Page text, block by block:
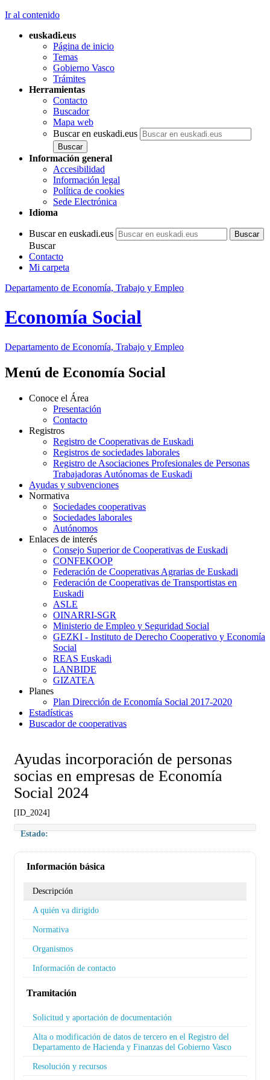
Ir al contenido
euskadi.eus
Página de inicio
Temas
Gobierno Vasco
Trámites
Herramientas
Contacto
Buscador
Mapa web
Buscar en euskadi.eus
Información general
Accesibilidad
Información legal
Política de cookies
Sede Electrónica
Idioma
Buscar en euskadi.eus
Buscar
Contacto
Mi carpeta
Departamento de Economía, Trabajo y Empleo
Economía Social
Departamento de Economía, Trabajo y Empleo
Menú de Economía Social
Conoce el Área
Presentación
Contacto
Registros
Registro de Cooperativas de Euskadi
Registros de sociedades laborales
Registro de Asociaciones Profesionales de Personas
Trabajadoras Autónomas de Euskadi
Ayudas y subvenciones
Normativa
Sociedades cooperativas
Sociedades laborales
Autónomos
Enlaces de interés
Consejo Superior de Cooperativas de Euskadi
CONFEKOOP
Federación de Cooperativas Agrarias de Euskadi
Federación de Cooperativas de Transportistas en
Euskadi
ASLE
OINARRI-SGR
Ministerio de Empleo y Seguridad Social
GEZKI - Instituto de Derecho Cooperativo y Economía
Social
REAS Euskadi
LANBIDE
GIZATEA
Planes
Plan Dirección de Economía Social 2017-2020
Estadísticas
Buscador de cooperativas
Ayudas incorporación de personas
socias en empresas de Economía
Social 2024
[ID_2024]
Estado:
Información básica
Descripción
A quién va dirigido
Normativa
Organismos
Información de contacto
Tramitación
Solicitud y aportación de documentación
Alta o modificación de datos de tercero en el Registro del
Departamento de Hacienda y Finanzas del Gobierno Vasco
Resolución y recursos